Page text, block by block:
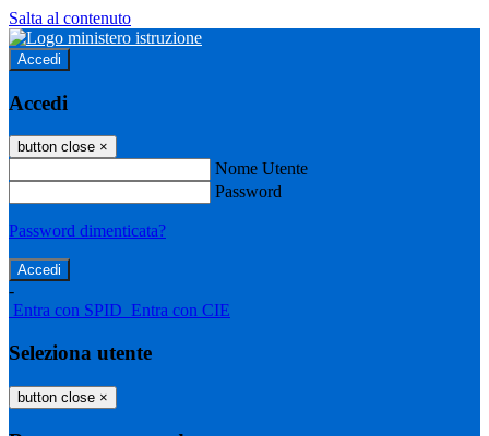
Salta al contenuto
Accedi
Accedi
button close ×
Nome Utente
Password
Password dimenticata?
-
Entra con SPID Entra con CIE
Seleziona utente
button close ×